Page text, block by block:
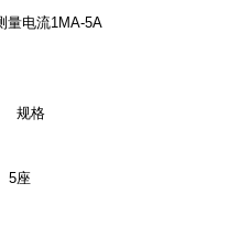
量电流1MA-5A
规格
5座